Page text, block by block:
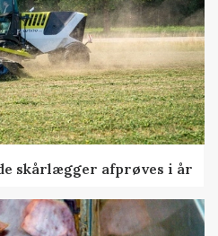
skårlægger afprøves i år